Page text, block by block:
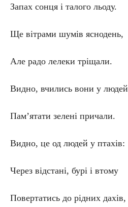
Запах сонця і талого льоду.
Ще вітрами шумів яснодень,
Але радо лелеки тріщали.
Видно, вчились вони у людей
Пам’ятати зелені причали.
Видно, це од людей у птахів:
Через відстані, бурі і втому
Повертатись до рідних дахів,